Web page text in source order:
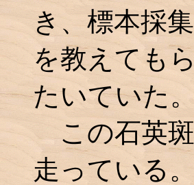
き、標本採
を教えても
たいていた
この石英斑
走っている